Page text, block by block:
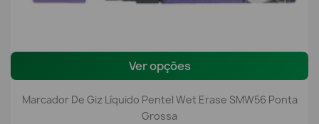
Ver opções
Marcador De Giz Líquido Pentel Wet Erase SMW56 Ponta
Grossa